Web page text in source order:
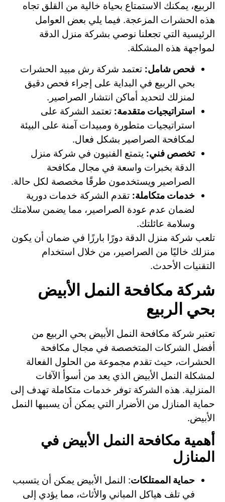
الربيع، يمكنك الاستمتاع بحياة خالية من القلق تجاه
هذه الحشرات المزعجة. فيما يلي بعض العوامل
الرئيسية التي تجعلنا نوصي بشركة منزل الدقة
لمواجهة هذه المشكلة.
فحص شامل: تعتمد شركة رش مبيد الحشرات
بحي الربيع في البداية على إجراء فحص دقيق
لمنزلك لتحديد أماكن انتشار الصراصير.
استراتيجيات متقدمة: تعتمد الشركة على
استراتيجيات متطورة ومبيدات آمنة على البيئة
لمكافحة الصراصير بشكل فعال.
تخصص فني: يتمتع الفنيون في شركة منزل
الدقة بخبرات واسعة في مجال مكافحة
الصراصير ويستخدمون طرقًا مخصصة لكل حالة.
خدمات متكاملة: تقدم الشركة خدمات دورية
لضمان عدم عودة الصراصير، مما يضمن سلامتك
وسلامة عائلتك.
تلعب شركة منزل الدقة دورًا بارزًا في ضمان أن يكون
منزلك خاليًا من الصراصير، من خلال استخدام
التقنيات الأحدث.
شركة مكافحة النمل الأبيض
بحي الربيع
تعتبر شركة مكافحة النمل الأبيض بحي الربيع من
أفضل الشركات المتخصصة في مجال مكافحة
الحشرات، حيث تقدم مجموعة من الحلول الفعالة
لمشكلة النمل الأبيض الذي يعد من أسوأ الآفات
المنزلية. هذه الشركة توفر خدمات متكاملة تهدف إلى
حماية المنازل من الأضرار التي يمكن أن يسببها النمل
الأبيض.
أهمية مكافحة النمل الأبيض في
المنازل
حماية الممتلكات: النمل الأبيض يمكن أن يتسبب
في تلف هياكل المباني والأثاث، مما يؤدي إلى